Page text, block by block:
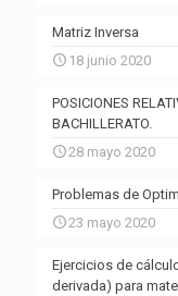
Matriz Inversa
18 junio 2020
POSICIONES
BACHILLERATO.
28 mayo 2020
Problemas de
23 mayo 2020
Ejercicios de
derivada) para